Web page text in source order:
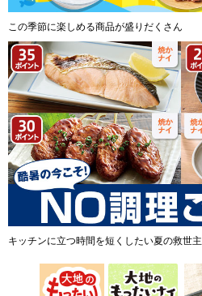
この季節に楽しめる商品が盛りだくさん
キッチンに立つ時間を短くしたい夏の救世主